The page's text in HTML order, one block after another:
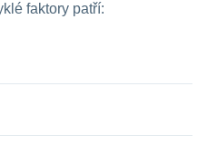
faktory patří: